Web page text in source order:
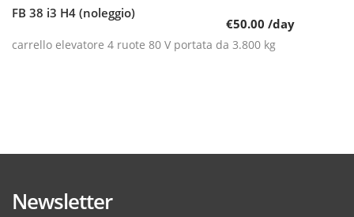
Leggi tutto
FB 38 i3 H4 (noleggio)
€50.00 /day
carrello elevatore 4 ruote 80 V portata da 3.800 kg
Newsletter